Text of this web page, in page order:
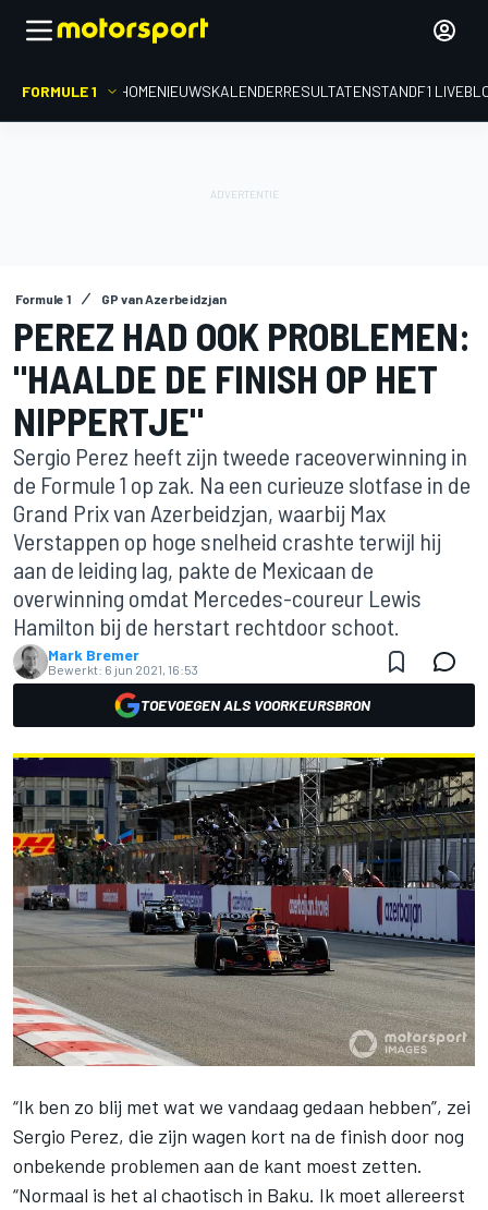
FORMULE 1 HOMENIEUWSKALENDERRESULTATENSTANDF1
Formule 1 GP van Azerbeidzjan
PEREZ HAD OOK PROBLEMEN:
"HAALDE DE FINISH OP HET
NIPPERTJE"
Sergio Perez heeft zijn tweede raceoverwinning in
de Formule 1 op zak. Na een curieuze slotfase in de
Grand Prix van Azerbeidzjan, waarbij Max
Verstappen op hoge snelheid crashte terwijl hij
aan de leiding lag, pakte de Mexicaan de
overwinning omdat Mercedes-coureur Lewis
Hamilton bij de herstart rechtdoor schoot.
Mark Bremer
Bewerkt: 6 jun 2021, 16:53
TOEVOEGEN ALS VOORKEURSBRON
“Ik ben zo blij met wat we vandaag gedaan hebben”, zei
Sergio Perez, die zijn wagen kort na de finish door nog
onbekende problemen aan de kant moest zetten.
“Normaal is het al chaotisch in Baku. Ik moet allereerst